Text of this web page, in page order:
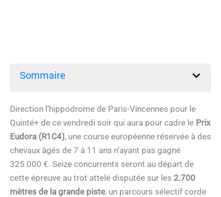
Sommaire
Direction l’hippodrome de Paris-Vincennes pour le
Quinté+ de ce vendredi soir qui aura pour cadre le Prix
Eudora (R1C4), une course européenne réservée à des
chevaux âgés de 7 à 11 ans n’ayant pas gagné
325.000 €. Seize concurrents seront au départ de
cette épreuve au trot attelé disputée sur les 2.700
mètres de la grande piste, un parcours sélectif corde